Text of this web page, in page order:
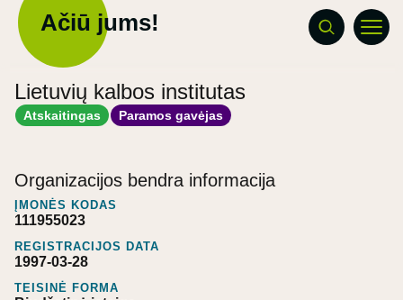
Ačiū jums!
Lietuvių kalbos institutas
Atskaitingas Paramos gavėjas
Organizacijos bendra informacija
ĮMONĖS KODAS
111955023
REGISTRACIJOS DATA
1997-03-28
TEISINĖ FORMA